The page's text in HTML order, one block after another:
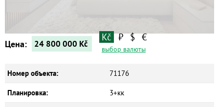
Цена: 24 800 000 Kč
Kč ₽ $ €
выбор валюты
Номер объекта: 71176
Планировка: 3+кк